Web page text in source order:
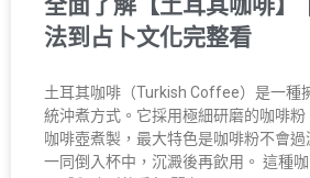
全面了解【土耳其咖啡】
法到占卜文化完整看
土耳其咖啡（Turkish Coffee）是一種
統沖煮方式。它採用極細研磨的咖啡
咖啡壺煮製，最大特色是咖啡粉不會
一同倒入杯中，沉澱後再飲用。 這種